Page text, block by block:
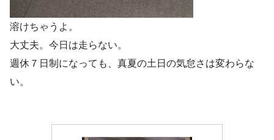
溶けちゃうよ。
大丈夫。今日は走らない。
週休７日制になっても、真夏の土日の気怠さは変わらな
い。